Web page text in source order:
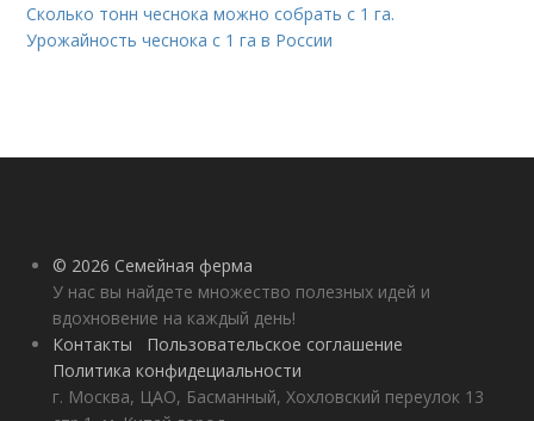
Сколько тонн чеснока можно собрать с 1 га.
Урожайность чеснока с 1 га в России
© 2026 Семейная ферма
У нас вы найдете множество полезных идей и
вдохновение на каждый день!
Контакты
Пользовательское соглашение
Политика конфидециальности
г. Москва, ЦАО, Басманный, Хохловский переулок 13